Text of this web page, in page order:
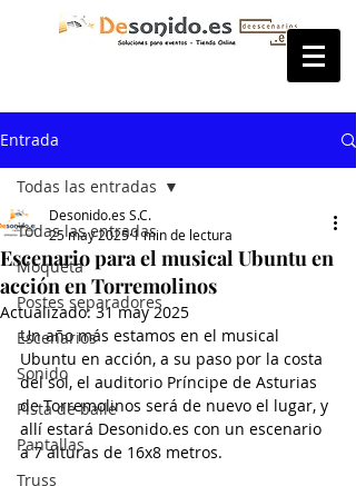
Entrada
Todas las entradas
Moqueta
Postes separadores
Escenarios
Sonido
Pista de baile
Pantallas
Truss
Todas las entradas
Escenario para el musical Ubuntu en
acción en Torremolinos
Desonido.es S.C.
25 may 20251 min de lectura
Actualizado:31 may 2025
Un año más estamos en el musical
Ubuntu en acción, a su paso por la costa
del sol, el auditorio Príncipe de Asturias
de Torremolinos será de nuevo el lugar, y
allí estará Desonido.es con un escenario
a 7 alturas de 16x8 metros.